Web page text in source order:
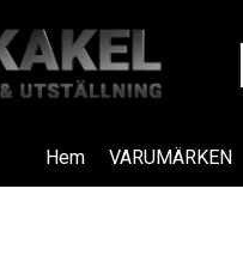
Hem VARUMÄRKEN